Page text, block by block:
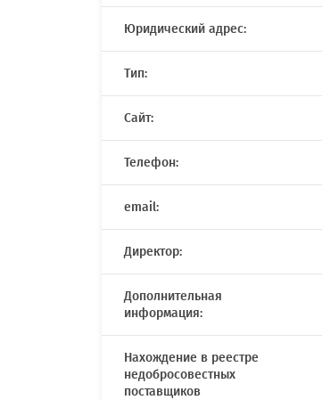
Юридический адрес:
Тип:
Сайт:
Телефон:
email:
Директор:
Дополнительная
информация:
Нахождение в реестре
недобросовестных
поставщиков